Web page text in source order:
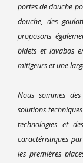
portes de douche
douche, des
proposons
bidets et lavabos
mitigeurs et une
Nous sommes
solutions
technologies et
caractéristiques
les premières